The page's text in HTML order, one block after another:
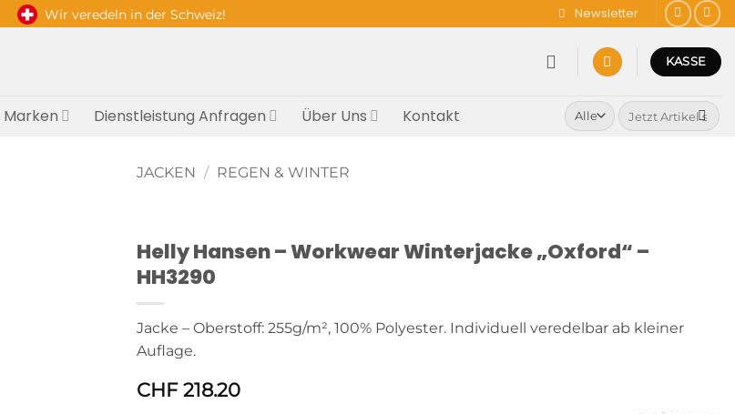
Wir veredeln in der Schweiz! Newsletter
KASSE
Marken Dienstleistung Anfragen Über Uns Kontakt
Suchen
nach:
JACKEN / REGEN & WINTER
Helly Hansen – Workwear Winterjacke „Oxford“ –
HH3290
Jacke – Oberstoff: 255g/m², 100% Polyester. Individuell veredelbar ab kleiner
Auflage.
CHF218.20